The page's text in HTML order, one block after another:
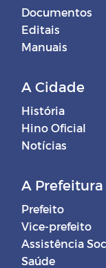
Documentos
Editais
Manuais
A Cidade
História
Hino Oficial
Notícias
A Prefeitura
Prefeito
Vice-prefeito
Assistência
Saúde